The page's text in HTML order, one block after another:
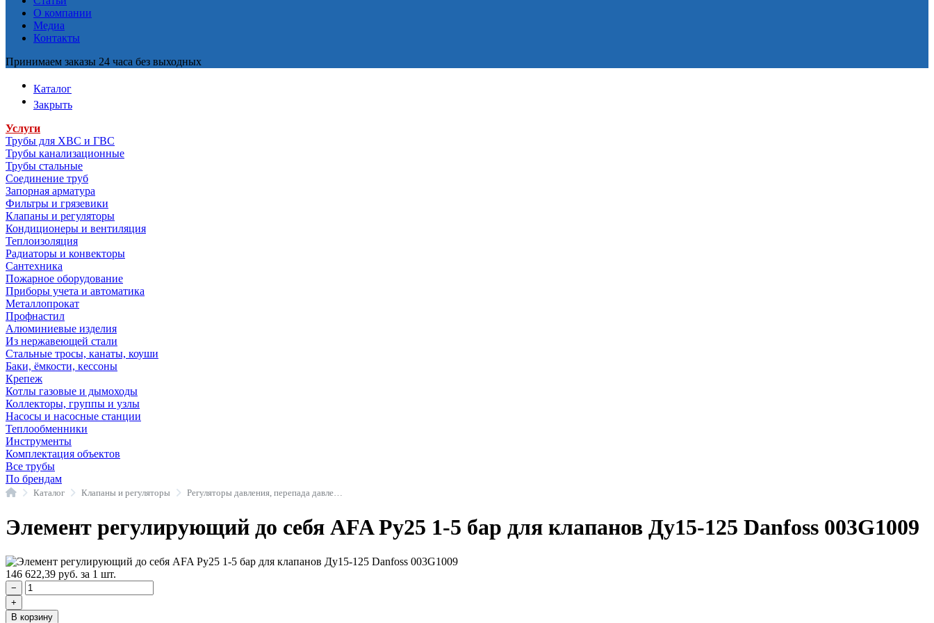
О компании
Медиа
Контакты
Принимаем заказы 24 часа без выходных
Каталог
Закрыть
Услуги
Трубы для ХВС и ГВС
Трубы канализационные
Трубы стальные
Соединение труб
Запорная арматура
Фильтры и грязевики
Клапаны и регуляторы
Кондиционеры и вентиляция
Теплоизоляция
Радиаторы и конвекторы
Сантехника
Пожарное оборудование
Приборы учета и автоматика
Металлопрокат
Профнастил
Алюминиевые изделия
Из нержавеющей стали
Стальные тросы, канаты, коуши
Баки, ёмкости, кессоны
Крепеж
Котлы газовые и дымоходы
Коллекторы, группы и узлы
Насосы и насосные станции
Теплообменники
Инструменты
Комплектация объектов
Все трубы
По брендам
ГлавнаяКаталог Клапаны и регуляторы
Элемент регулирующий до себя AFA Ру25 1-5 бар для клапанов Ду15-125 Danfoss 003G1009
146 622,39 руб. за 1 шт.
−
+
В корзину